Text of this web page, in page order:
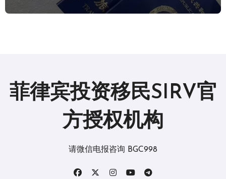
菲律宾投资移民SIRV官
方授权机构
请微信电报咨询 BGC998